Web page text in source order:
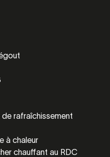
de rafraîchissement
à chaleur
chauffant au RDC